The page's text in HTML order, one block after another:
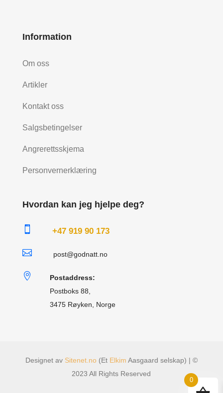
Information
Om oss
Artikler
Kontakt oss
Salgsbetingelser
Angrerettsskjema
Personvernerklæring
Hvordan kan jeg hjelpe deg?
 +47 919 90 173
 post@godnatt.no

Postaddress:
Postboks 88,
3475 Røyken, Norge
Designet av Sitenet.no(Et Elkim Aasgaard selskap) | ©
2023 All Rights Reserved
0